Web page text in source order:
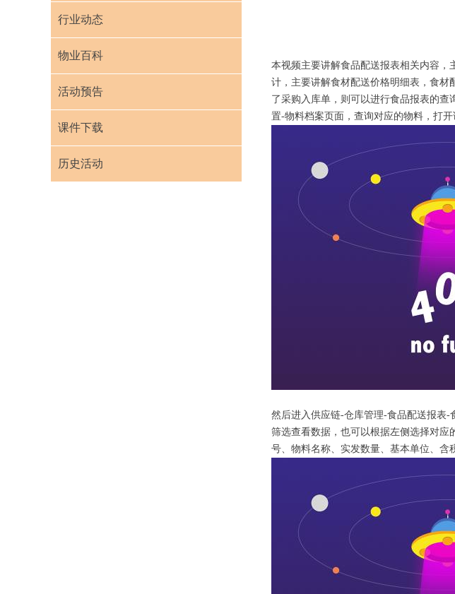
本视频主要讲解食品配送报表相关内容
计，主要讲解食材配送价格明细表，食材
了采购入库单，则可以进行食品报表的
置-物料档案页面，查询对应的物料，打
然后进入供应链-仓库管理-食品配送报表
筛选查看数据，也可以根据左侧选择对
号、物料名称、实发数量、基本单位、含
行业动态
物业百科
活动预告
课件下载
历史活动